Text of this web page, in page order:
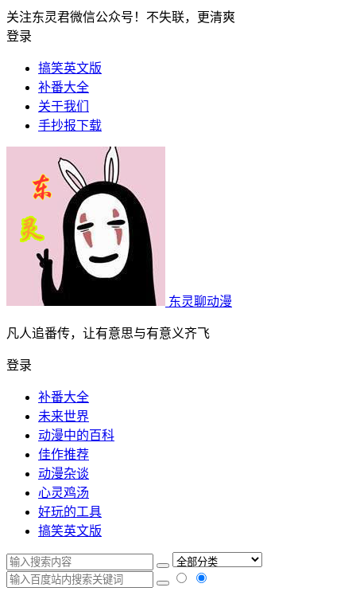
关注东灵君微信公众号！不失联，更清爽
登录
搞笑英文版
补番大全
关于我们
手抄报下载
东灵聊动漫
凡人追番传，让有意思与有意义齐飞
登录
补番大全
未来世界
动漫中的百科
佳作推荐
动漫杂谈
心灵鸡汤
好玩的工具
搞笑英文版